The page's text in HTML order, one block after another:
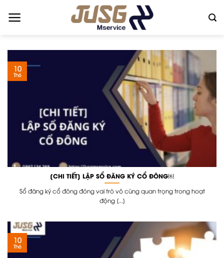
[CHI TIẾT] LẬP SỔ ĐĂNG KÝ CỔ ĐÔNG￼
Sổ đăng ký cổ đông đóng vai trò vô cùng quan trọng trong hoạt
động [...]
10
Th6
10
Th6